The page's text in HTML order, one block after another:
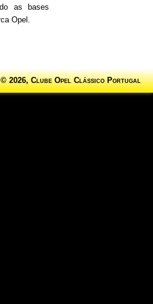
as bases
Opel.
2026, Clube Opel Clássico Portugal